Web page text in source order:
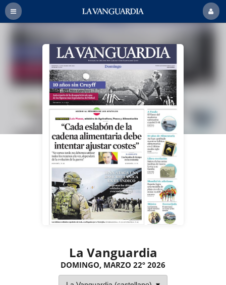
La Vanguardia
DOMINGO, MARZO 22º 2026